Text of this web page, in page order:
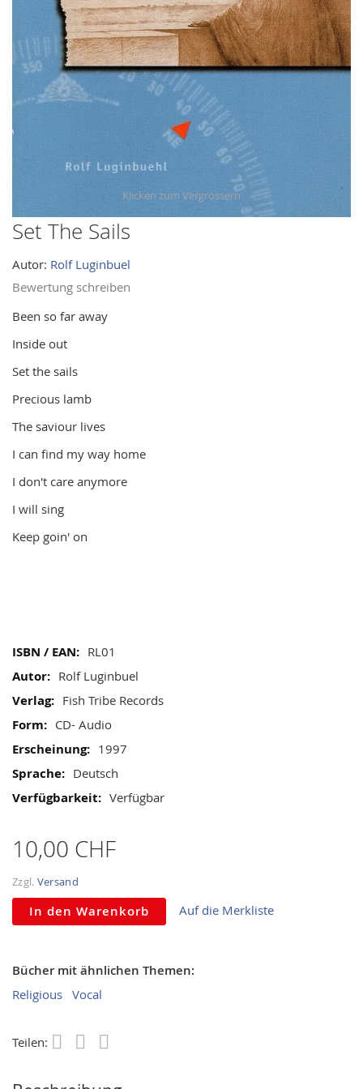
Set The Sails
Autor: Rolf Luginbuel
Bewertung schreiben
Been so far away
Inside out
Set the sails
Precious lamb
The saviour lives
I can find my way home
I don't care anymore
I will sing
Keep goin' on
Mehr
Informationen
RL01
Rolf Luginbuel
Fish Tribe Records
CD- Audio
1997
Deutsch
Verfügbar
10,00 CHF
Zzgl. Versand
In den Warenkorb Auf die Merkliste
Bücher mit ähnlichen Themen:
Religious Vocal
Teilen:
images
gallery
Skip
the
beginning
the
images
gallery